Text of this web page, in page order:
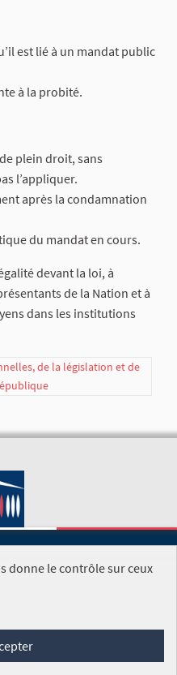
est lié à un mandat public
à la probité.
plein droit, sans
l’appliquer.
après la condamnation
du mandat en cours.
devant la loi, à
de la Nation et à
dans les institutions
de la législation et de
NATIONALE
(CGU)
donne le contrôle sur ceux